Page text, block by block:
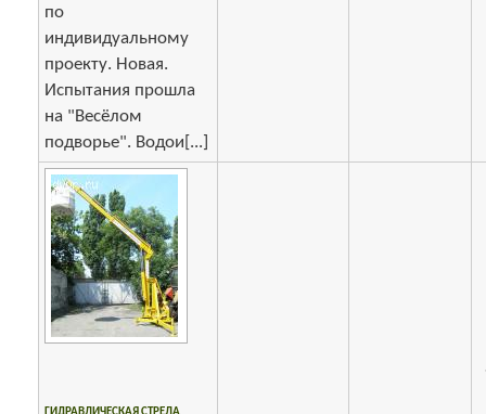
по
индивидуальному
проекту. Новая.
Испытания прошла
на "Весёлом
подворье". Водои[...]